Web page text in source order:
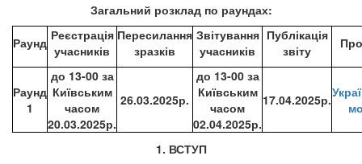
Загальний розклад по раундах:
Раунд Реєстрація
учасників
Пересилання
зразків
Звітування
учасників
Публікація
звіту
Раунд
1
до 13-00 за
Київським
часом
20.03.2025р.
26.03.2025р.
до 13-00 за
Київським
часом
02.04.2025р.
17.04.2025р.
1. ВСТУП